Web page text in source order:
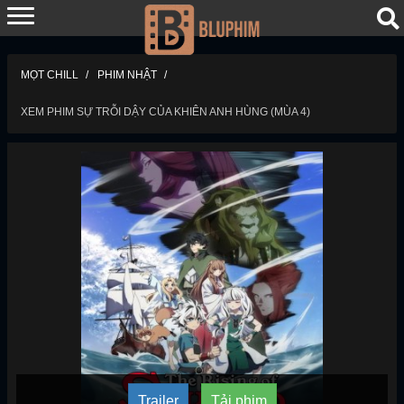
MỌT CHILL PHIM NHẬT
XEM PHIM SỰ TRỖI DẬY CỦA KHIÊN ANH HÙNG (MÙA 4)
Trailer Tải phim